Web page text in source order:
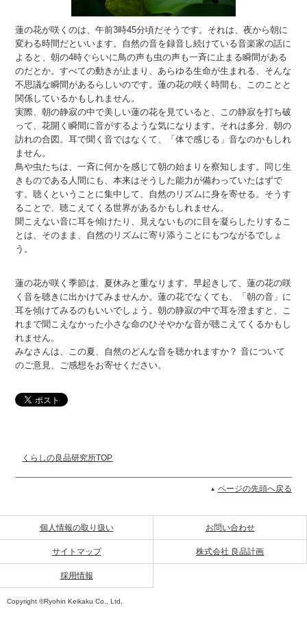
蓮の花が咲くのは、午前3時45分頃だそうです。それは、夜から朝に
変わる時間だといいます。自然の音を録音し続けている音楽家の話に
よると、朝の4時ぐらいに鳥の声も虫の声も一斉に止まる瞬間がある
のだとか。すべての動きが止まり、あらゆる生命が生まれる、そんな
不思議な瞬間があるらしいのです。蓮の花の咲く時間も、このことと
関係しているかもしれません。
実際、朝の静寂の中で美しい蓮の花を見ていると、この静寂を打ち破
って、花開く瞬間に音がするような気になります。それは多分、朝の
訪れの合図。耳で聞く音ではなくて、「体で感じる」音なのかもしれ
ません。
鳥や虫たちは、一斉に何かを感じて朝の始まりを察知します。同じ生
きものである人間にも、本来はそうした能力が備わっていたはずで
す。聴くということに集中して、自然のリズムに身を寄せる。そうす
ることで、聴こえてくる世界があるかもしれません。
聞こえない音に耳を傾けたり、見えないものに目を凝らしたりするこ
とは、そのまま、自然のリズムに寄り添うことにもつながるでしょ
う。
蓮の花が咲く季節は、夏休みと重なります。早起きして、蓮の花の咲
く音を聴きに出かけてみませんか。蓮の花でなくても、「朝の音」に
耳を傾けてみるのもいいでしょう。朝の静寂の中で耳を澄ますと、こ
れまで聞こえなかった小さな命のひそやかな音が聴こえてくるかもし
れません。
みなさんは、この夏、自然のどんな音を聴かれますか？ 音について
のご意見、ご感想をお寄せください。
くらしの良品研究所TOP
ページの先頭へ戻る
個人情報の取り扱い お問い合わせ
サイトマップ 株式会社 良品計画
採用情報
Copyright ©Ryohin Keikaku Co., Ltd.